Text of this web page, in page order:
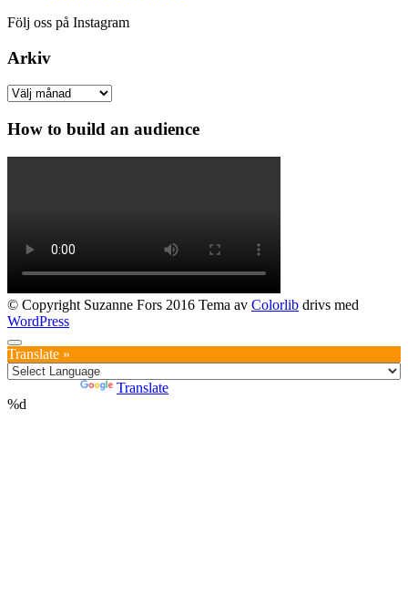
Följ oss på Instagram
Arkiv
Arkiv
How to build an audience
© Copyright Suzanne Fors 2016 Tema av Colorlib drivs med
WordPress
Translate »
Translate
%d